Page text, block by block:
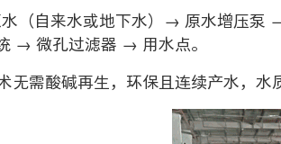
（自来水或地下水）→ 原水增压
→ 微孔过滤器 → 用水点。
需酸碱再生，环保且连续产水，水